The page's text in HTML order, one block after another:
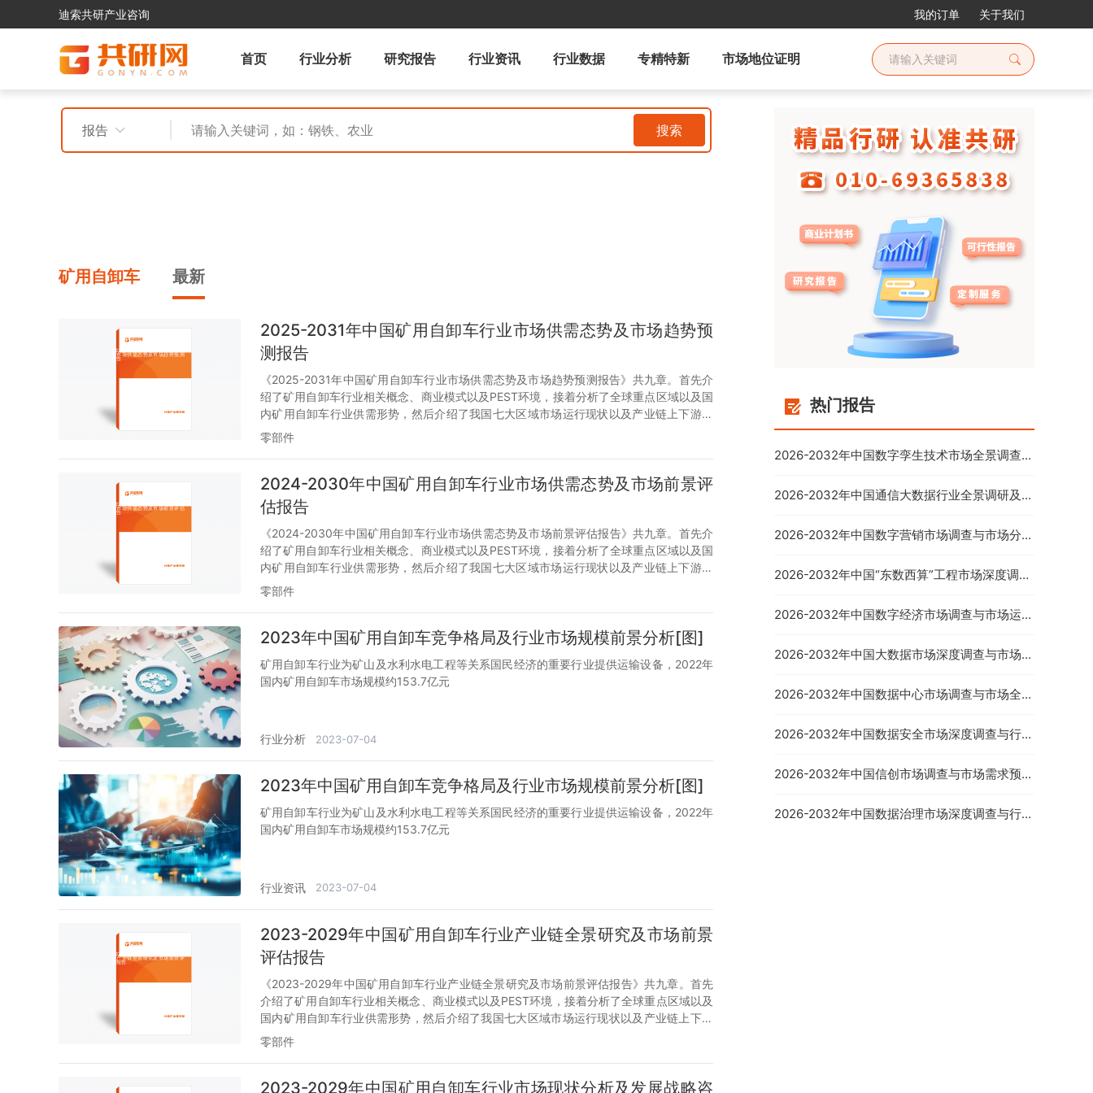
迪索共研产业咨询 我的订单 关于我们
首页 行业分析 研究报告 行业资讯 行业数据 专精特新 市场地位证明
报告 搜索
矿用自卸车 最新
2025-2031年中国矿用自卸车行业市场供需态势及市场趋势预
测报告
《2025-2031年中国矿用自卸车行业市场供需态势及市场趋势预测报告》共九章。首先介
绍了矿用自卸车行业相关概念、商业模式以及PEST环境，接着分析了全球重点区域以及国
内矿用自卸车行业供需形势，然后介绍了我国七大区域市场运行现状以及产业链上下游运
行态势。随后，报告对矿用自卸车做了竞争格局以及典型企业经营状况分析，最后对矿用
自卸车行业发展趋势做出预测以及提出策略建议。您若想对矿用自卸车行业有个系统的了
零部件
2024-2030年中国矿用自卸车行业市场供需态势及市场前景评
估报告
《2024-2030年中国矿用自卸车行业市场供需态势及市场前景评估报告》共九章。首先介
绍了矿用自卸车行业相关概念、商业模式以及PEST环境，接着分析了全球重点区域以及国
内矿用自卸车行业供需形势，然后介绍了我国七大区域市场运行现状以及产业链上下游运
行态势。随后，报告对矿用自卸车做了竞争格局以及典型企业经营状况分析，最后对矿用
自卸车行业发展趋势做出预测以及提出策略建议。您若想对矿用自卸车行业有个系统的了
零部件
2023年中国矿用自卸车竞争格局及行业市场规模前景分析[图]
矿用自卸车行业为矿山及水利水电工程等关系国民经济的重要行业提供运输设备，2022年
国内矿用自卸车市场规模约153.7亿元
行业分析 2023-07-04
2023年中国矿用自卸车竞争格局及行业市场规模前景分析[图]
矿用自卸车行业为矿山及水利水电工程等关系国民经济的重要行业提供运输设备，2022年
国内矿用自卸车市场规模约153.7亿元
行业资讯 2023-07-04
2023-2029年中国矿用自卸车行业产业链全景研究及市场前景
评估报告
《2023-2029年中国矿用自卸车行业产业链全景研究及市场前景评估报告》共九章。首先
介绍了矿用自卸车行业相关概念、商业模式以及PEST环境，接着分析了全球重点区域以及
国内矿用自卸车行业供需形势，然后介绍了我国七大区域市场运行现状以及产业链上下游
运行态势。随后，报告对矿用自卸车做了竞争格局以及典型企业经营状况分析，最后对矿
用自卸车行业发展趋势做出预测以及提出策略建议。您若想对矿用自卸车行业有个系统的
零部件
2023-2029年中国矿用自卸车行业市场现状分析及发展战略咨
热门报告
2026-2032年中国数字孪生技术市场全景调查与
2026-2032年中国通信大数据行业全景调研及投
2026-2032年中国数字营销市场调查与市场分析
2026-2032年中国“东数西算”工程市场深度调查
2026-2032年中国数字经济市场调查与市场运营
2026-2032年中国大数据市场深度调查与市场供
2026-2032年中国数据中心市场调查与市场全景
2026-2032年中国数据安全市场深度调查与行业
2026-2032年中国信创市场调查与市场需求预测
2026-2032年中国数据治理市场深度调查与行业